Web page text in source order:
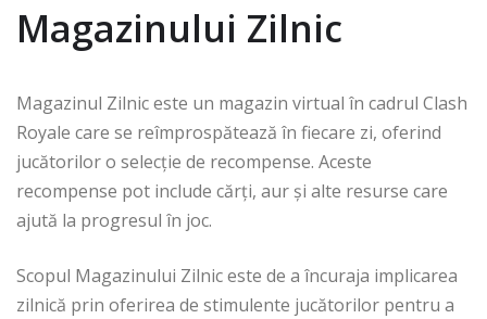
Magazinului Zilnic
Magazinul Zilnic este un magazin virtual în cadrul Clash
Royale care se reîmprospătează în fiecare zi, oferind
jucătorilor o selecție de recompense. Aceste
recompense pot include cărți, aur și alte resurse care
ajută la progresul în joc.
Scopul Magazinului Zilnic este de a încuraja implicarea
zilnică prin oferirea de stimulente jucătorilor pentru a